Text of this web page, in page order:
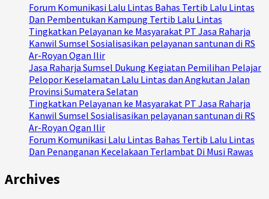
Forum Komunikasi Lalu Lintas Bahas Tertib Lalu Lintas
Dan Pembentukan Kampung Tertib Lalu Lintas
Tingkatkan Pelayanan ke Masyarakat PT Jasa Raharja
Kanwil Sumsel Sosialisasikan pelayanan santunan di RS
Ar-Royan Ogan Ilir
Jasa Raharja Sumsel Dukung Kegiatan Pemilihan Pelajar
Pelopor Keselamatan Lalu Lintas dan Angkutan Jalan
Provinsi Sumatera Selatan
Tingkatkan Pelayanan ke Masyarakat PT Jasa Raharja
Kanwil Sumsel Sosialisasikan pelayanan santunan di RS
Ar-Royan Ogan Ilir
Forum Komunikasi Lalu Lintas Bahas Tertib Lalu Lintas
Dan Penanganan Kecelakaan Terlambat Di Musi Rawas
Archives